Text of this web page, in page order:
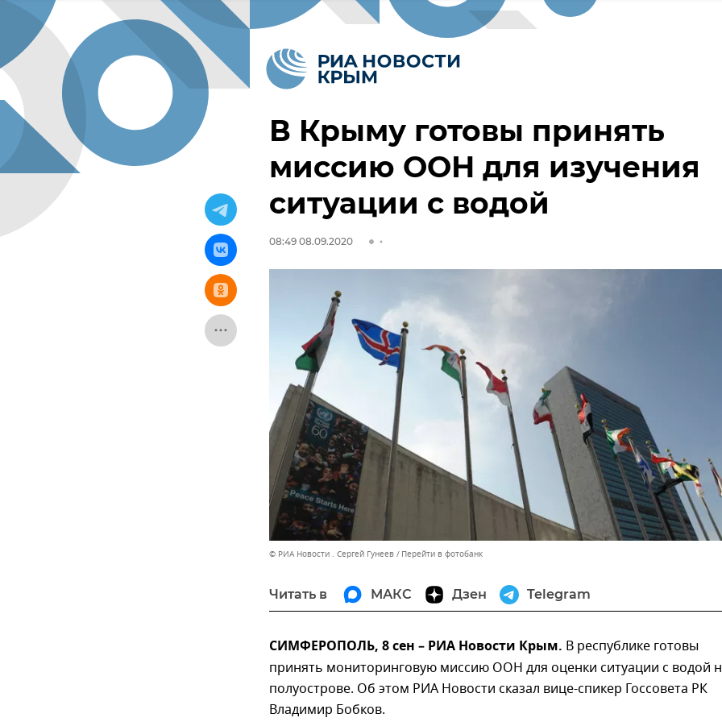
В Крыму готовы принять
миссию ООН для изучения
ситуации с водой
08:49 08.09.2020
© РИА Новости . Сергей Гунеев Перейти в фотобанк
Читать в МАКС Дзен Telegram
СИМФЕРОПОЛЬ, 8 сен – РИА Новости Крым. В республике готовы
принять мониторинговую миссию ООН для оценки ситуации с водой
полуострове. Об этом РИА Новости сказал вице-спикер Госсовета РК
Владимир Бобков.